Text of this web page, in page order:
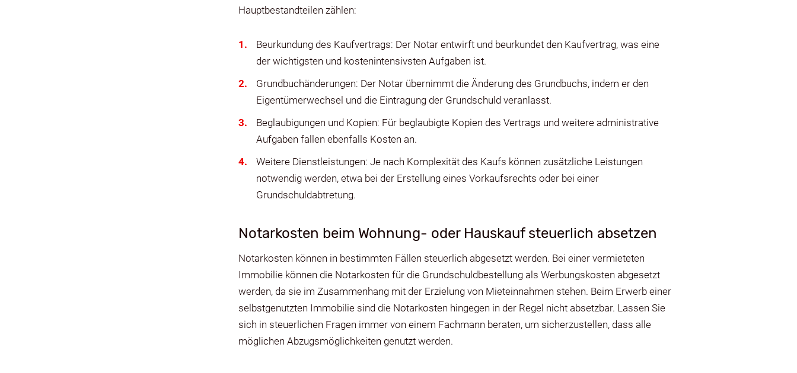
Hauptbestandteilen zählen:
Beurkundung des Kaufvertrags: Der Notar entwirft und beurkundet den Kaufvertrag, was eine
der wichtigsten und kostenintensivsten Aufgaben ist.
Grundbuchänderungen: Der Notar übernimmt die Änderung des Grundbuchs, indem er den
Eigentümerwechsel und die Eintragung der Grundschuld veranlasst.
Beglaubigungen und Kopien: Für beglaubigte Kopien des Vertrags und weitere administrative
Aufgaben fallen ebenfalls Kosten an.
Weitere Dienstleistungen: Je nach Komplexität des Kaufs können zusätzliche Leistungen
notwendig werden, etwa bei der Erstellung eines Vorkaufsrechts oder bei einer
Grundschuldabtretung.
Notarkosten beim Wohnung- oder Hauskauf steuerlich absetzen
Notarkosten können in bestimmten Fällen steuerlich abgesetzt werden. Bei einer vermieteten
Immobilie können die Notarkosten für die Grundschuldbestellung als Werbungskosten abgesetzt
werden, da sie im Zusammenhang mit der Erzielung von Mieteinnahmen stehen. Beim Erwerb einer
selbstgenutzten Immobilie sind die Notarkosten hingegen in der Regel nicht absetzbar. Lassen Sie
sich in steuerlichen Fragen immer von einem Fachmann beraten, um sicherzustellen, dass alle
möglichen Abzugsmöglichkeiten genutzt werden.